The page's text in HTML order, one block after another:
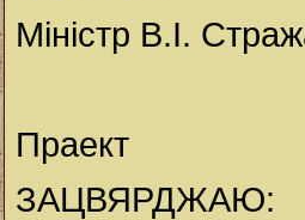
Міністр В.І.
Праект
ЗАЦВЯРДЖАЮ: